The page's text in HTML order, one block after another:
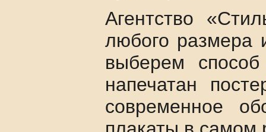
Агентство
любого размера
выберем
напечатан
современное